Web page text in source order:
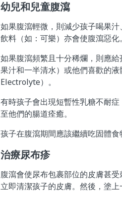
幼兒和兒童腹瀉
如果腹瀉輕微，則減少孩子喝果
飲料（如：可樂）亦會使腹瀉惡化。
如果腹瀉頻繁且十分稀爛，則應
果汁和一半清水）或他們喜歡的
Electrolyte）。
有時孩子會出現短暫性乳糖不耐
至他們的腸道痊癒。
孩子在腹瀉期間應該繼續吃固體食
治療尿布疹
腹瀉會使尿布包裹部位的皮膚甚受
立即清潔孩子的皮膚。然後，塗上